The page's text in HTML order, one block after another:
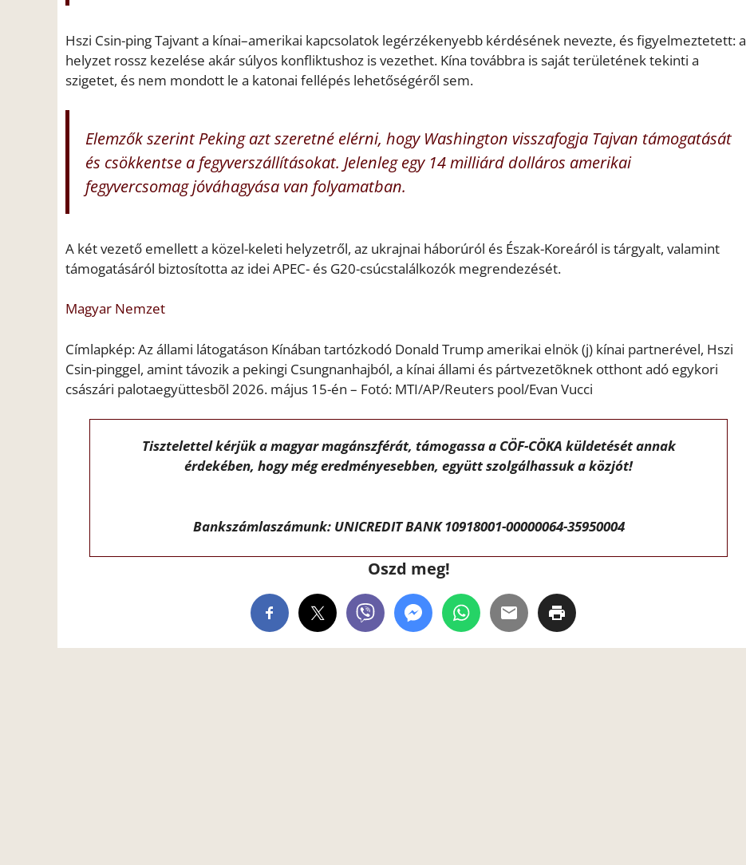
Hszi Csin-ping Tajvant a kínai–amerikai kapcsolatok legérzékenyebb kérdésének nevezte, és figyelmeztetett: a
helyzet rossz kezelése akár súlyos konfliktushoz is vezethet. Kína továbbra is saját területének tekinti a
szigetet, és nem mondott le a katonai fellépés lehetőségéről sem.
Elemzők szerint Peking azt szeretné elérni, hogy Washington visszafogja Tajvan támogatását
és csökkentse a fegyverszállításokat. Jelenleg egy 14 milliárd dolláros amerikai
fegyvercsomag jóváhagyása van folyamatban.
A két vezető emellett a közel-keleti helyzetről, az ukrajnai háborúról és Észak-Koreáról is tárgyalt, valamint
támogatásáról biztosította az idei APEC- és G20-csúcstalálkozók megrendezését.
Magyar Nemzet
Címlapkép: Az állami látogatáson Kínában tartózkodó Donald Trump amerikai elnök (j) kínai partnerével, Hszi
Csin-pinggel, amint távozik a pekingi Csungnanhajból, a kínai állami és pártvezetõknek otthont adó egykori
császári palotaegyüttesbõl 2026. május 15-én – Fotó: MTI/AP/Reuters pool/Evan Vucci
Tisztelettel kérjük a magyar magánszférát, támogassa a CÖF-CÖKA küldetését annak
érdekében, hogy még eredményesebben, együtt szolgálhassuk a közjót!
Bankszámlaszámunk: UNICREDIT BANK 10918001-00000064-35950004
Oszd meg!